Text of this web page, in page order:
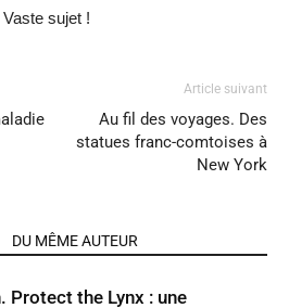
sujet !
Article suivant
Au fil des voyages. Des
statues franc-comtoises à
New York
DU MÊME AUTEUR
Protect the Lynx : une